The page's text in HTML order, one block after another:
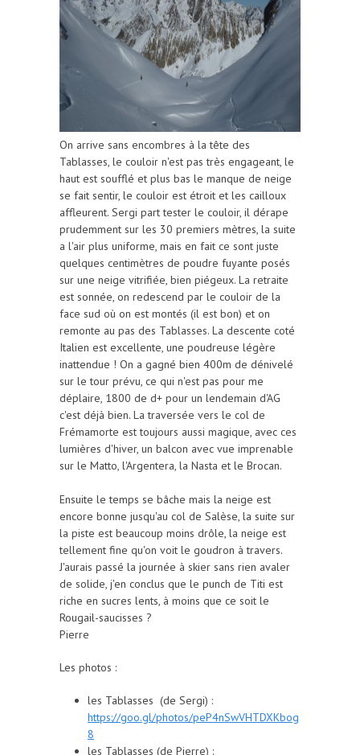
On arrive sans encombres à la tête des
Tablasses, le couloir n'est pas très engageant, le
haut est soufflé et plus bas le manque de neige
se fait sentir, le couloir est étroit et les cailloux
affleurent. Sergi part tester le couloir, il dérape
prudemment sur les 30 premiers mètres, la suite
a l'air plus uniforme, mais en fait ce sont juste
quelques centimètres de poudre fuyante posés
sur une neige vitrifiée, bien piégeux. La retraite
est sonnée, on redescend par le couloir de la
face sud où on est montés (il est bon) et on
remonte au pas des Tablasses. La descente coté
Italien est excellente, une poudreuse légère
inattendue ! On a gagné bien 400m de dénivelé
sur le tour prévu, ce qui n'est pas pour me
déplaire, 1800 de d+ pour un lendemain d'AG
c'est déjà bien. La traversée vers le col de
Frémamorte est toujours aussi magique, avec ces
lumières d'hiver, un balcon avec vue imprenable
sur le Matto, l'Argentera, la Nasta et le Brocan.
Ensuite le temps se bâche mais la neige est
encore bonne jusqu'au col de Salèse, la suite sur
la piste est beaucoup moins drôle, la neige est
tellement fine qu'on voit le goudron à travers.
J'aurais passé la journée à skier sans rien avaler
de solide, j'en conclus que le punch de Titi est
riche en sucres lents, à moins que ce soit le
Rougail-saucisses ?
Pierre
Les photos :
les Tablasses (de Sergi) :
https://goo.gl/photos/peP4nSwVHTDXKbog
8
les Tablasses (de Pierre) :